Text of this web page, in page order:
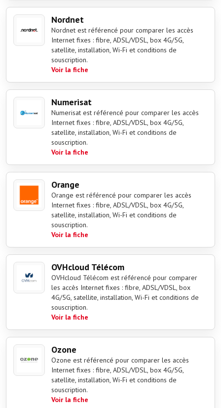
Nordnet
Nordnet est référencé pour comparer les accès
Internet fixes : fibre, ADSL/VDSL, box 4G/5G,
satellite, installation, Wi-Fi et conditions de
souscription.
Voir la fiche
Numerisat
Numerisat est référencé pour comparer les accès
Internet fixes : fibre, ADSL/VDSL, box 4G/5G,
satellite, installation, Wi-Fi et conditions de
souscription.
Voir la fiche
Orange
Orange est référencé pour comparer les accès
Internet fixes : fibre, ADSL/VDSL, box 4G/5G,
satellite, installation, Wi-Fi et conditions de
souscription.
Voir la fiche
OVHcloud Télécom
OVHcloud Télécom est référencé pour comparer
les accès Internet fixes : fibre, ADSL/VDSL, box
4G/5G, satellite, installation, Wi-Fi et conditions de
souscription.
Voir la fiche
Ozone
Ozone est référencé pour comparer les accès
Internet fixes : fibre, ADSL/VDSL, box 4G/5G,
satellite, installation, Wi-Fi et conditions de
souscription.
Voir la fiche